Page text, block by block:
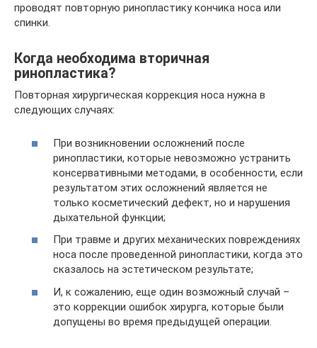
проводят повторную ринопластику кончика носа или
спинки.
Когда необходима вторичная
ринопластика?
Повторная хирургическая коррекция носа нужна в
следующих случаях:
При возникновении осложнений после
ринопластики, которые невозможно устранить
консервативными методами, в особенности, если
результатом этих осложнений является не
только косметический дефект, но и нарушения
дыхательной функции;
При травме и других механических повреждениях
носа после проведенной ринопластики, когда это
сказалось на эстетическом результате;
И, к сожалению, еще один возможный случай –
это коррекции ошибок хирурга, которые были
допущены во время предыдущей операции.